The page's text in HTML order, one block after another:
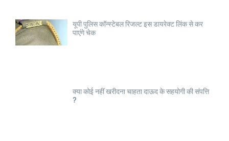
यूपी पुलिस कॉन्स्टेबल रिजल्ट इस डायरेक्ट लिंक से कर
पाएंगे चेक
क्या कोई नहीं खरीदना चाहता दाऊद के सहयोगी की संपत्ति
?